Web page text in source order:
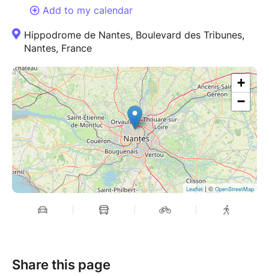
Add to my calendar
Hippodrome de Nantes, Boulevard des Tribunes,
Nantes, France
+
−
Leaflet| ©OpenStreetMap
Share this page